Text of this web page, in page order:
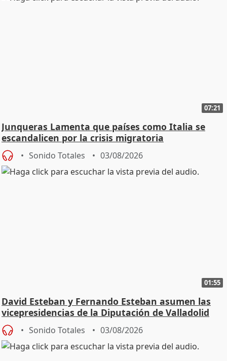
07:21
Junqueras Lamenta que países como Italia se
escandalicen por la crisis migratoria
Sonido Totales 03/08/2026
01:55
David Esteban y Fernando Esteban asumen las
vicepresidencias de la Diputación de Valladolid
Sonido Totales 03/08/2026